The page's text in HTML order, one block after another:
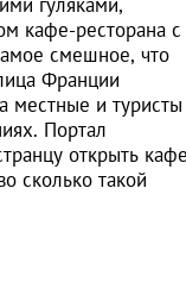
кафе-ресторана с
смешное, что
Франции
местные и туристы
Портал
открыть
сколько такой